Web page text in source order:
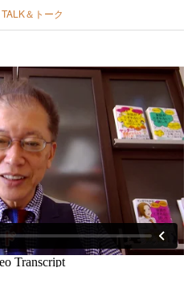
TALK＆トーク